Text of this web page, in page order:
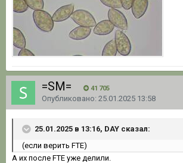
=SM= 41 705
Опубликовано: 25.01.2025 13:58
25.01.2025 в 13:16, DAY сказал:
(если верить FTE)
А их после FTЕ уже делили.